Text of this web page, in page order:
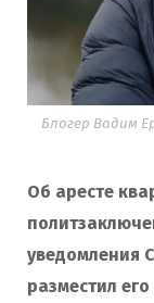
Блогер Вадим
Об аресте
уведомления
разместил